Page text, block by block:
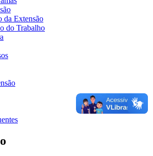
da Extensão
do Trabalho